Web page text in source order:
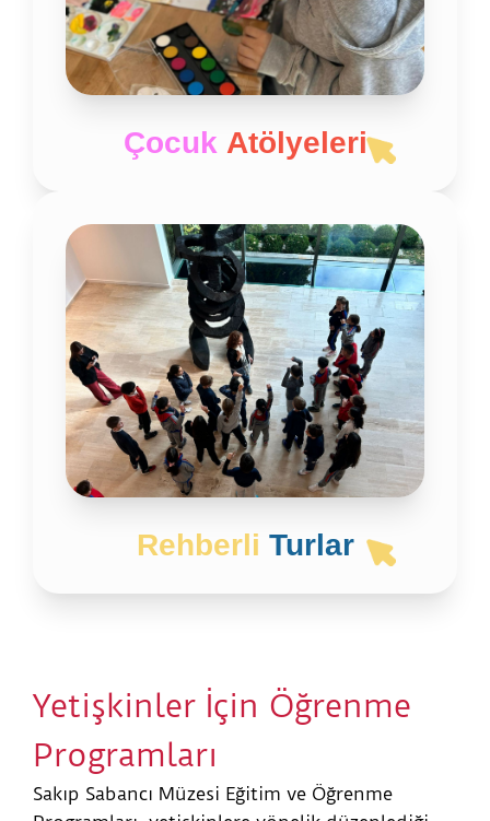
çalışmaları, onların gündelik hayatlarının ötesinde
ilham verici dünyaların varlığını fark etmelerini
sağlamayı hedeflemektedir. Sanat ve tarih
atölyelerimiz, çocukları yalnızca farklı disiplinlerle
öğrenmenin ve kültürel mirasın önemine dair bir
farkındalık kazandırır. Bu etkinlikler, geçmişle bilinçli
Yaklaşımımız, çocukların meraklarını uyandırarak
öğrenme deneyimini içselleştirmelerini sağlamak,
entelektüel birikimlerini zenginleştirmek ve eleştirel
düşünme becerilerini geliştirmektir. Tarih ve sanat
tarihi odaklı tematik altyapıya sahip atölyelerimizde,
çocuklarımızın araştırma, gözlem ve diyalog
becerilerini güçlendirmeyi; mekânlar ve nesnelerle
fiziksel ilişki kurarak yeni bilgiler edinmelerine ve
yeni beceriler kazanmalarına yardımcı olmayı
amaçlıyoruz.
performansında doğrudan bir artış
sağlamayabileceğini biliyoruz. Ancak
geleceğin bilinçli ve duyarlı bireylerini yetiştirmeye
katkı sağlar. Sakıp Sabancı Müzesi Eğitim ve Öğrenme
Programları ekibi olarak, çocukları sanat, tarih ve
kültürel mirasla buluşturmak amacıyla
çalışmalarımızı sürdürüyor; onların bu alanlarda bilgi
Çocuk Atölyeleri
Rehberli Turlar
Yetişkinler İçin Öğrenme
Programları
Sakıp Sabancı Müzesi Eğitim ve Öğrenme